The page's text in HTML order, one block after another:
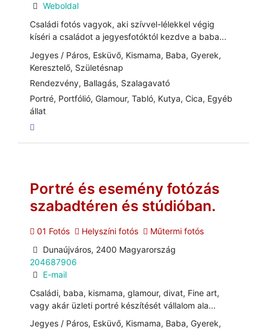
Weboldal
Családi fotós vagyok, aki szívvel-lélekkel végig
kíséri a családot a jegyesfotóktól kezdve a baba...
Jegyes / Páros, Esküvő, Kismama, Baba, Gyerek,
Keresztelő, Születésnap
Rendezvény, Ballagás, Szalagavató
Portré, Portfólió, Glamour, Tabló, Kutya, Cica, Egyéb
állat
Portré és esemény fotózás
szabadtéren és stúdióban.
01 Fotós Helyszíni fotós
Műtermi fotós
Dunaújváros, 2400 Magyarország
204687906
E-mail
Családi, baba, kismama, glamour, divat, Fine art,
vagy akár üzleti portré készítését vállalom ala...
Jegyes / Páros, Esküvő, Kismama, Baba, Gyerek,